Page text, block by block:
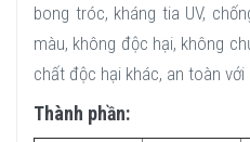
bong tróc, kháng tia UV,
màu, không độc hại, không
chất độc hại khác, an toàn
Thành phần: